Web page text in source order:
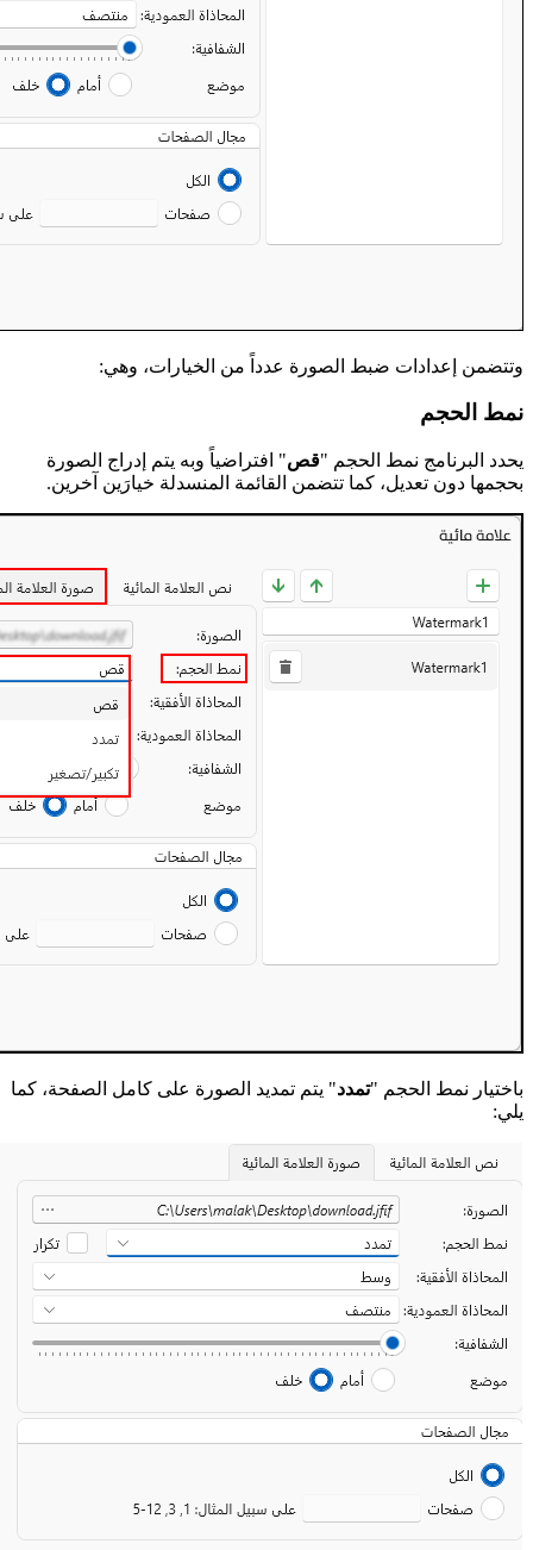
وتتضمن إعدادات ضبط الصورة عدداً من الخيارات، وهي:
نمط الحجم
يحدد البرنامج نمط الحجم "قص" افتراضياً وبه يتم إدراج الصورة
بحجمها دون تعديل، كما تتضمن القائمة المنسدلة خيارَين آخرين.
باختيار نمط الحجم "تمدد" يتم تمديد الصورة على كامل الصفحة، كما
يلي: